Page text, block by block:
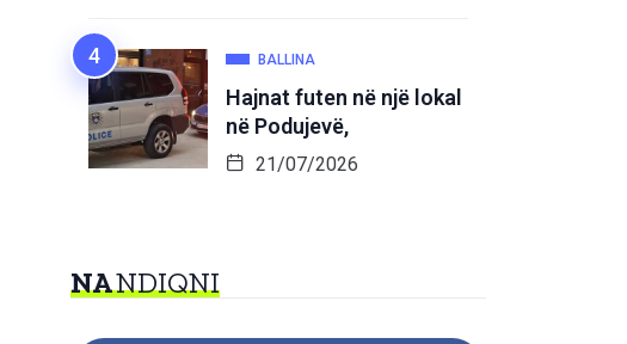
BALLINA
Hajnat futen në një lokal
në Podujevë,
21/07/2026
NANDIQNI